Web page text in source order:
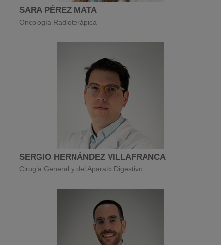
SARA PÉREZ MATA
Oncología Radioterápica
SERGIO HERNÁNDEZ VILLAFRANCA
Cirugía General y del Aparato Digestivo